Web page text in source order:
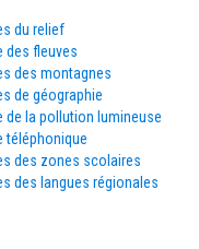
du relief
des fleuves
des montagnes
de géographie
de la pollution lumineuse
téléphonique
des zones scolaires
des langues régionales